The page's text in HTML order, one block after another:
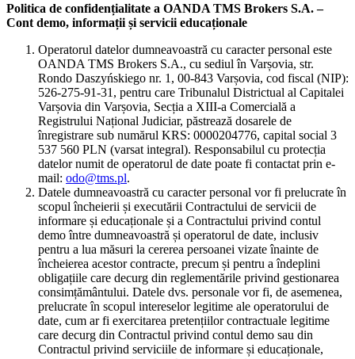
Politica de confidențialitate a OANDA TMS Brokers S.A. –
Cont demo, informații și servicii educaționale
Operatorul datelor dumneavoastră cu caracter personal este
OANDA TMS Brokers S.A., cu sediul în Varșovia, str.
Rondo Daszyńskiego nr. 1, 00-843 Varșovia, cod fiscal (NIP):
526-275-91-31, pentru care Tribunalul Districtual al Capitalei
Varșovia din Varșovia, Secția a XIII-a Comercială a
Registrului Național Judiciar, păstrează dosarele de
înregistrare sub numărul KRS: 0000204776, capital social 3
537 560 PLN (varsat integral). Responsabilul cu protecția
datelor numit de operatorul de date poate fi contactat prin e-
mail: odo@tms.pl.
Datele dumneavoastră cu caracter personal vor fi prelucrate în
scopul încheierii și executării Contractului de servicii de
informare și educaționale și a Contractului privind contul
demo între dumneavoastră și operatorul de date, inclusiv
pentru a lua măsuri la cererea persoanei vizate înainte de
încheierea acestor contracte, precum și pentru a îndeplini
obligațiile care decurg din reglementările privind gestionarea
consimțământului. Datele dvs. personale vor fi, de asemenea,
prelucrate în scopul intereselor legitime ale operatorului de
date, cum ar fi exercitarea pretențiilor contractuale legitime
care decurg din Contractul privind contul demo sau din
Contractul privind serviciile de informare și educaționale,